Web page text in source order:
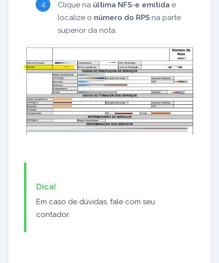
Clique na última NFS-e emitida e
localize o número do RPS na parte
superior da nota.
Dica!
Em caso de dúvidas, fale com seu
contador.